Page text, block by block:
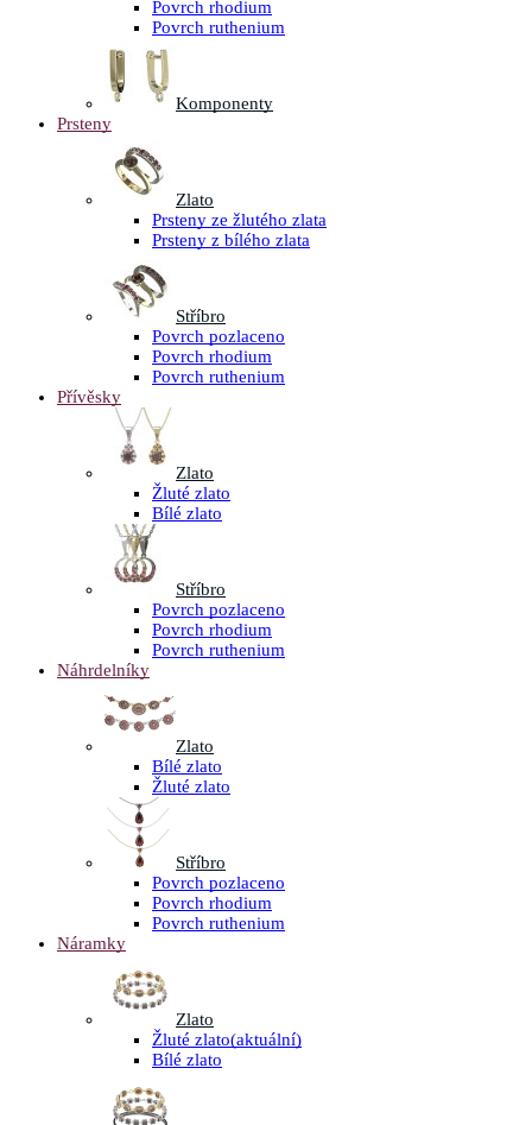
Povrch rhodium
Povrch ruthenium
Komponenty
Prsteny
Zlato
Prsteny ze žlutého zlata
Prsteny z bílého zlata
Stříbro
Povrch pozlaceno
Povrch rhodium
Povrch ruthenium
Přívěsky
Zlato
Žluté zlato
Bílé zlato
Stříbro
Povrch pozlaceno
Povrch rhodium
Povrch ruthenium
Náhrdelníky
Zlato
Bílé zlato
Žluté zlato
Stříbro
Povrch pozlaceno
Povrch rhodium
Povrch ruthenium
Náramky
Zlato
Žluté zlato(aktuální)
Bílé zlato